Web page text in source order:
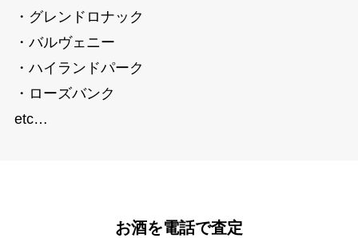
・グレンドロナック
・バルヴェニー
・ハイランドパーク
・ローズバンク
etc…
お酒を電話で査定